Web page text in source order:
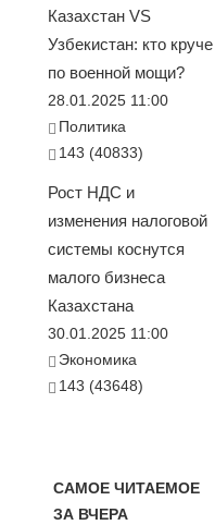
Казахстан VS
Узбекистан: кто круче
по военной мощи?
28.01.2025 11:00
Политика
143 (40833)
Рост НДС и
изменения налоговой
системы коснутся
малого бизнеса
Казахстана
30.01.2025 11:00
Экономика
143 (43648)
САМОЕ ЧИТАЕМОЕ
ЗА ВЧЕРА